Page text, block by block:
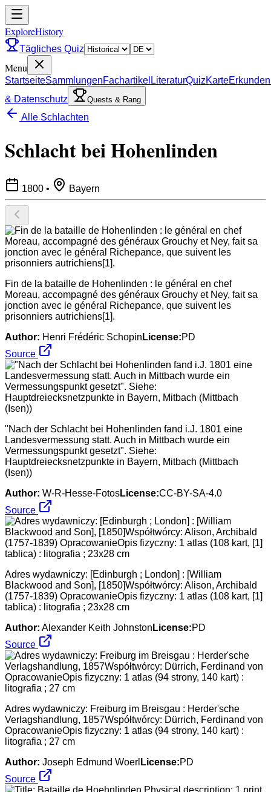
ExploreHistory
Tägliches Quiz
Menu
StartseiteSammlungenFachartikel LiteraturQuizKarteErkunden
& Datenschutz
Quests & Rang
Alle Schlachten
Schlacht bei Hohenlinden
1800 • Bayern
Fin de la bataille de Hohenlinden : le général en chef
Moreau, accompagné des généraux Grouchy et Ney, fait sa
jonction avec le général Richepance, que suivent les
prisonniers autrichiens[1].
Author: Henri Frédéric Schopin License:PD
Source
"Nach der Schlacht bei Hohenlinden fand i.J. 1801 eine
Landesvermessung statt. Auch in Mittbach wurde ein
Vermessungspunkt gesetzt". Siehe:
Hauptdreiecksnetzpunkte in Bayern, Mitbach (Mittbach
(Isen))
Author: W-R-Hesse-FotosLicense:CC-BY-SA-4.0
Source
Adres wydawniczy: [Edinburgh ; London] : [William
Blackwood and Son], [1850]Współtwórcy: Alison, Archibald
(1757-1839) OpracowanieOpis fizyczny: 1 atlas (108 kart, [1]
tablica) : litografia ; 23x28 cm
Author: Alexander Keith Johnston License:PD
Source
Adres wydawniczy: Freiburg im Breisgau : Herder'sche
Verlagshandlung, 1857Współtwórcy: Dürrich, Ferdinand von
OpracowanieOpis fizyczny: 1 atlas (94 strony, 140 kart) :
litografia ; 27 cm
Author: Joseph Edmund Woerl License:PD
Source